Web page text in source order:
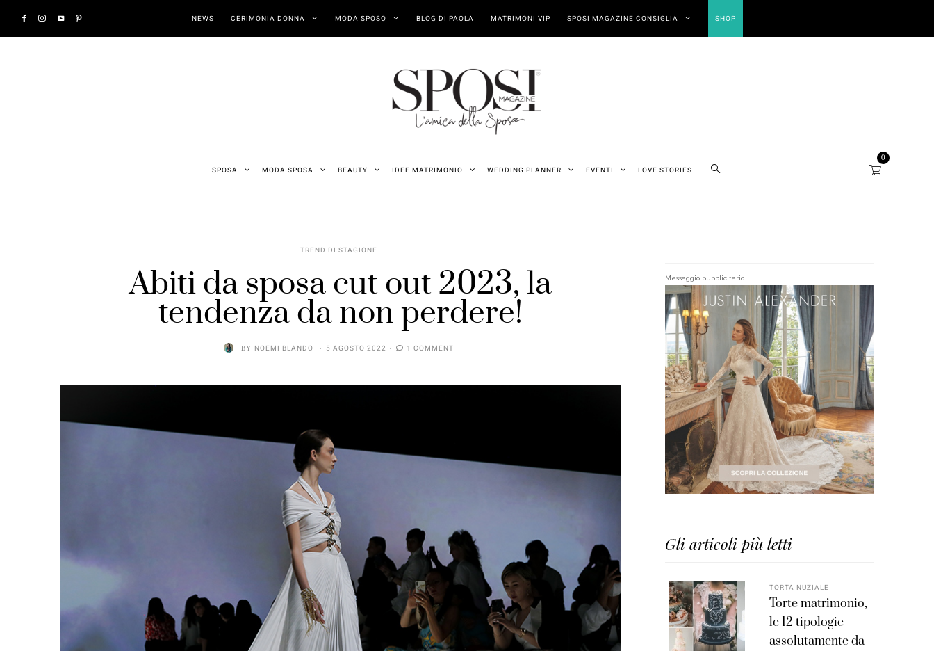
NEWS CERIMONIA DONNA MODA SPOSO BLOG DI PAOLA MATRIMONI VIP SPOSI MAGAZINE CONSIGLIA SHOP
SPOSA MODA SPOSA BEAUTY IDEE MATRIMONIO WEDDING PLANNER EVENTI LOVE STORIES
0
TREND DI STAGIONE
Abiti da sposa cut out 2023, la
tendenza da non perdere!
BY NOEMI BLANDO 5 AGOSTO 2022 1 COMMENT
Messaggio pubblicitario
Gli articoli più letti
TORTA NUZIALE
Torte matrimonio,
le 12 tipologie
assolutamente da